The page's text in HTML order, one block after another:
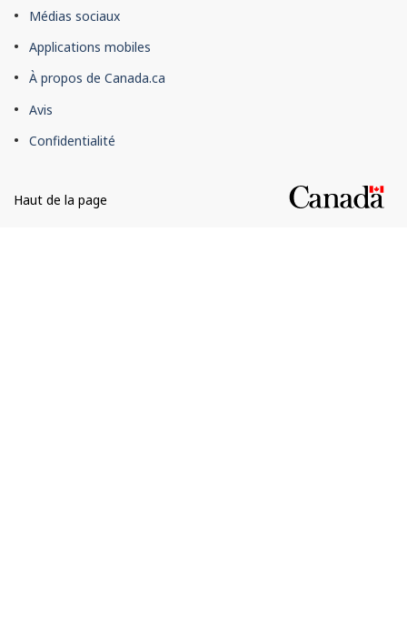
À
propos
du
site
Médias sociaux
Applications mobiles
À propos de Canada.ca
Avis
Confidentialité
Haut de la page